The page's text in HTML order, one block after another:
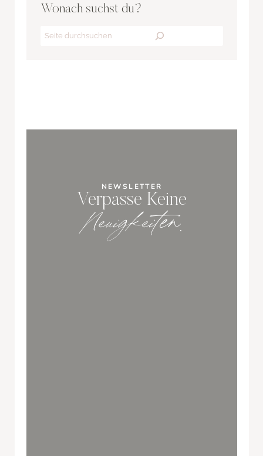
Wonach suchst du?
Search
NEWSLETTER
Verpasse Keine
Neuigkeiten.